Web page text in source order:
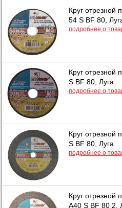
Круг отрезной
54 S BF 80,
подробнее о
Круг отрезной
S BF 80, Луга
подробнее о
Круг отрезной
S BF 80, Луга
подробнее о
Круг отрезной
А40 S BF 80 2,